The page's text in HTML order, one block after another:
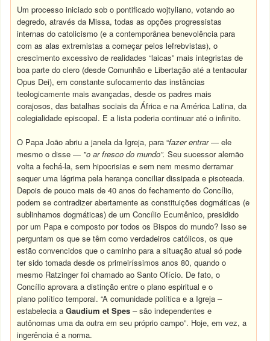
Um processo iniciado sob o pontificado wojtyliano, votando ao
degredo, através da Missa, todas as opções progressistas
internas do catolicismo (e a contemporânea benevolência para
com as alas extremistas a começar pelos lefrebvistas), o
crescimento excessivo de realidades “laicas” mais integristas de
boa parte do clero (desde Comunhão e Libertação até a tentacular
Opus Dei), em constante sufocamento das instâncias
teologicamente mais avançadas, desde os padres mais
corajosos, das batalhas sociais da África e na América Latina, da
colegialidade episcopal. E a lista poderia continuar até o infinito.
O Papa João abriu a janela da Igreja, para “fazer entrar— ele
mesmo o disse — "o ar fresco do mundo”.Seu sucessor alemão
volta a fechá-la, sem hipocrisias e sem nem mesmo derramar
sequer uma lágrima pela herança conciliar dissipada e pisoteada.
Depois de pouco mais de 40 anos do fechamento do Concílio,
podem se contradizer abertamente as constituições dogmáticas (e
sublinhamos dogmáticas) de um Concílio Ecumênico, presidido
por um Papa e composto por todos os Bispos do mundo? Isso se
perguntam os que se têm como verdadeiros católicos, os que
estão convencidos que o caminho para a situação atual só pode
ter sido tomada desde os primeiríssimos anos 80, quando o
mesmo Ratzinger foi chamado ao Santo Ofício. De fato, o
Concílio aprovara a distinção entre o plano espiritual e o
plano político temporal. “A comunidade política e a Igreja –
estabelecia aGaudium et Spes – são independentes e
autônomas uma da outra em seu próprio campo”. Hoje, em vez, a
ingerência é a norma.